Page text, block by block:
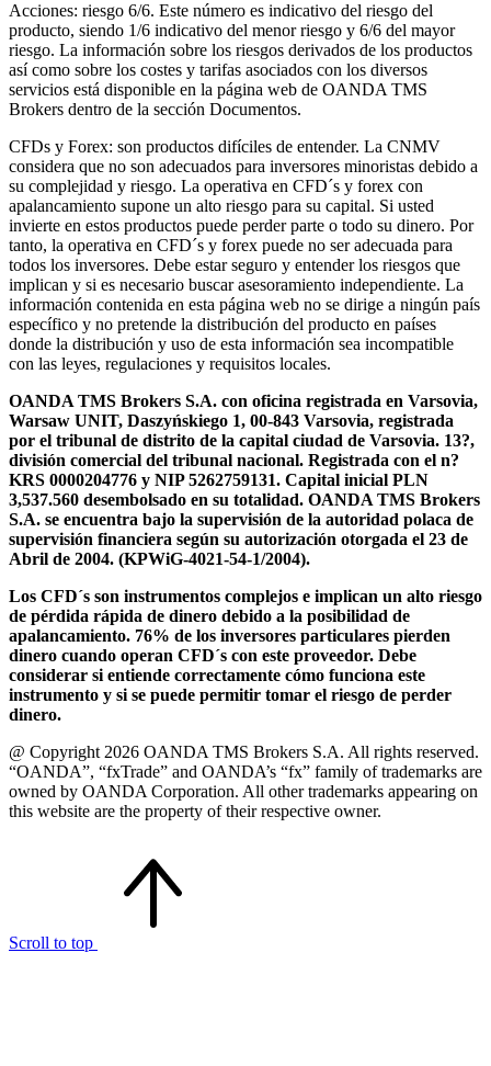
Acciones: riesgo 6/6. Este número es indicativo del riesgo del
producto, siendo 1/6 indicativo del menor riesgo y 6/6 del mayor
riesgo. La información sobre los riesgos derivados de los productos
así como sobre los costes y tarifas asociados con los diversos
servicios está disponible en la página web de OANDA TMS
Brokers dentro de la sección Documentos.
CFDs y Forex: son productos difíciles de entender. La CNMV
considera que no son adecuados para inversores minoristas debido a
su complejidad y riesgo. La operativa en CFD´s y forex con
apalancamiento supone un alto riesgo para su capital. Si usted
invierte en estos productos puede perder parte o todo su dinero. Por
tanto, la operativa en CFD´s y forex puede no ser adecuada para
todos los inversores. Debe estar seguro y entender los riesgos que
implican y si es necesario buscar asesoramiento independiente. La
información contenida en esta página web no se dirige a ningún país
específico y no pretende la distribución del producto en países
donde la distribución y uso de esta información sea incompatible
con las leyes, regulaciones y requisitos locales.
OANDA TMS Brokers S.A. con oficina registrada en Varsovia,
Warsaw UNIT, Daszyńskiego 1, 00-843 Varsovia, registrada
por el tribunal de distrito de la capital ciudad de Varsovia. 13?,
división comercial del tribunal nacional. Registrada con el n?
KRS 0000204776 y NIP 5262759131. Capital inicial PLN
3,537.560 desembolsado en su totalidad. OANDA TMS Brokers
S.A. se encuentra bajo la supervisión de la autoridad polaca de
supervisión financiera según su autorización otorgada el 23 de
Abril de 2004. (KPWiG-4021-54-1/2004).
Los CFD´s son instrumentos complejos e implican un alto riesgo
de pérdida rápida de dinero debido a la posibilidad de
apalancamiento. 76% de los inversores particulares pierden
dinero cuando operan CFD´s con este proveedor. Debe
considerar si entiende correctamente cómo funciona este
instrumento y si se puede permitir tomar el riesgo de perder
dinero.
@ Copyright 2026 OANDA TMS Brokers S.A. All rights reserved.
“OANDA”, “fxTrade” and OANDA’s “fx” family of trademarks are
owned by OANDA Corporation. All other trademarks appearing on
this website are the property of their respective owner.
Scroll to top